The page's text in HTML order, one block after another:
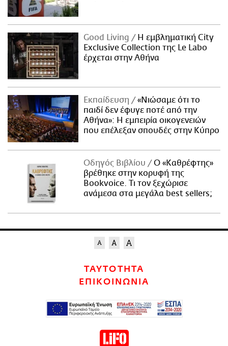
Good Living
Η εμβληματική City
Exclusive Collection της Le Labo
έρχεται στην Αθήνα
Εκπαίδευση
«Νιώσαμε ότι το
παιδί δεν έφυγε ποτέ από την
Αθήνα»: Η εμπειρία οικογενειών
που επέλεξαν σπουδές στην Κύπρο
Οδηγός Βιβλίου
Ο «Καθρέφτης»
βρέθηκε στην κορυφή της
Bookvoice. Τι τον ξεχώρισε
ανάμεσα στα μεγάλα best sellers;
ΤΑΥΤΟΤΗΤΑ
ΕΠΙΚΟΙΝΩΝΙΑ